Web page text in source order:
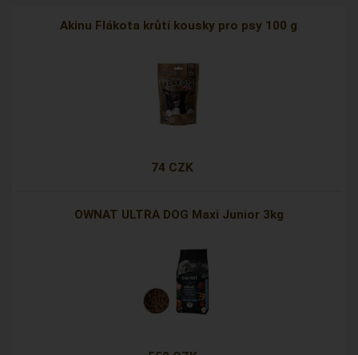
Akinu Flákota krůtí kousky pro psy 100 g
74 CZK
OWNAT ULTRA DOG Maxi Junior 3kg